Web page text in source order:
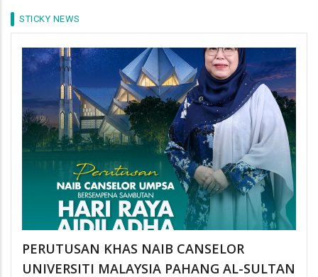
STICKY NEWS
PERUTUSAN KHAS NAIB CANSELOR
UNIVERSITI MALAYSIA PAHANG AL-SULTAN